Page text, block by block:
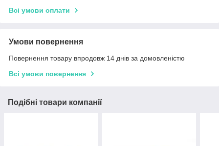
Всі умови оплати
Умови повернення
Повернення товару впродовж 14 днів за домовленістю
Всі умови повернення
Подібні товари компанії